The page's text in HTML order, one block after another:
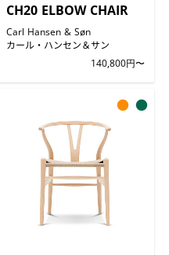
CH20 ELBOW CHAIR
Carl Hansen & Søn
カール・ハンセン＆サン
140,800円〜
● ●